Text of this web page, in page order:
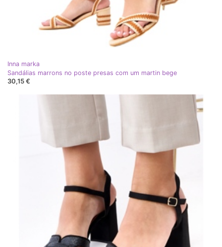
Inna marka
Sandálias marrons no poste presas com um martin bege
30,15 €